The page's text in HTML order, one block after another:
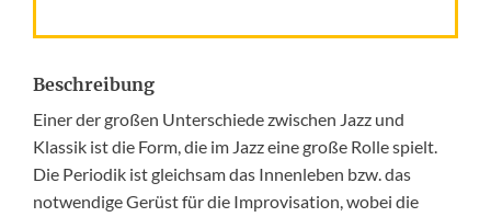
Beschreibung
Einer der großen Unterschiede zwischen Jazz und
Klassik ist die Form, die im Jazz eine große Rolle spielt.
Die Periodik ist gleichsam das Innenleben bzw. das
notwendige Gerüst für die Improvisation, wobei die